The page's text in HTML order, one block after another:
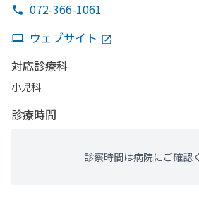
072-366-1061
ウェブサイト
対応診療科
小児科
診療時間
診察時間は病院にご確認